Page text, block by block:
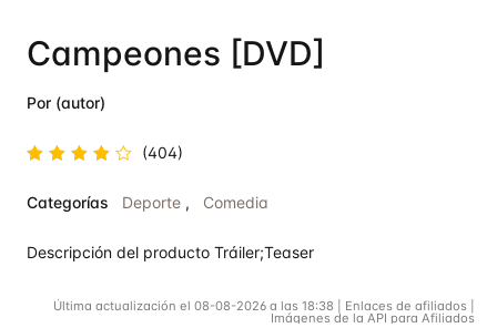
Campeones [DVD]
Por (autor)
en4.7de
(404)
Categorías Deporte , Comedia
Descripción del producto Tráiler;Teaser
Última actualización el 08-08-2026 a las 18:38 | Enlaces de afiliados |
Imágenes de la API para Afiliados